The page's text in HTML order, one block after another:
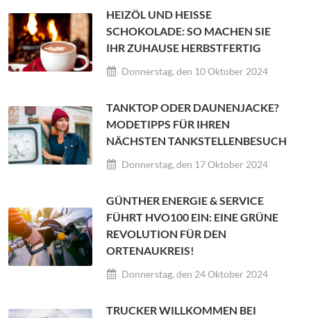
HEIZÖL UND HEISSE S
CHOKOLADE: SO MACHEN SIE I
HR ZUHAUSE HERBSTFERTIG
Donnerstag, den 10 Oktober 2024
TANKTOP ODER DAUNENJACKE?
MODETIPPS FÜR IHREN
NÄCHSTEN TANKSTELLENBESUCH
Donnerstag, den 17 Oktober 2024
GÜNTHER ENERGIE & SERVICE
FÜHRT HVO100 EIN: EINE GRÜNE
REVOLUTION FÜR DEN
ORTENAUKREIS!
Donnerstag, den 24 Oktober 2024
TRUCKER WILLKOMMEN BEI